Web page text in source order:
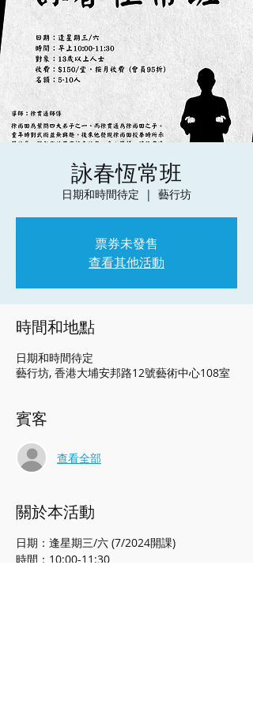
詠春恆常班
日期和時間待定
  |
藝行坊
票券未發售
查看其他活動
時間和地點
日期和時間待定
藝行坊, 香港大埔安邦路12號藝術中心108室
賓客
查看全部
關於本活動
日期：逢星期三/六 (7/2024開課)
時間：10:00-11:30